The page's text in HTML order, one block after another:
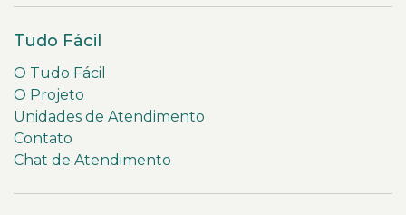
Tudo Fácil
O Tudo Fácil
O Projeto
Unidades de Atendimento
Contato
Chat de Atendimento